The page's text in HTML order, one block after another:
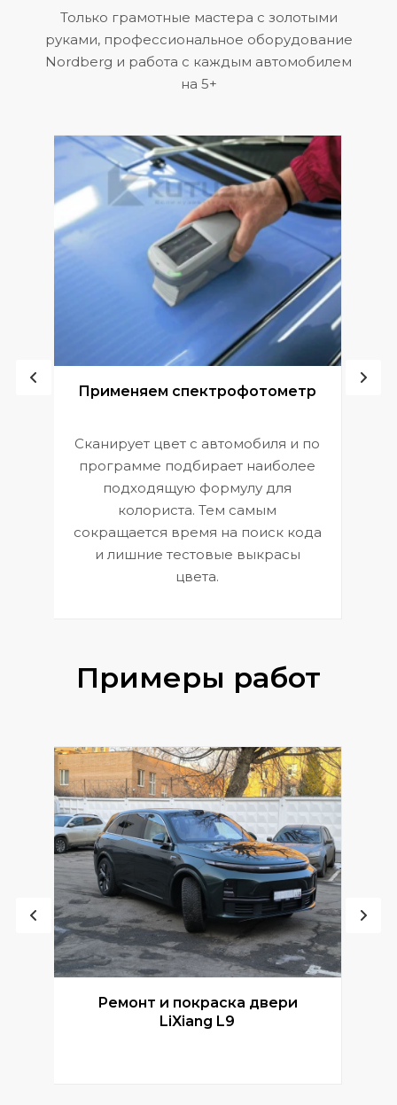
Только грамотные мастера с золотыми
руками, профессиональное оборудование
Nordberg и работа с каждым автомобилем
на 5+
Применяем спектрофотометр
Сканирует цвет с автомобиля и по
программе подбирает наиболее
подходящую формулу для
колориста. Тем самым
сокращается время на поиск кода
и лишние тестовые выкрасы
цвета.
Примеры работ
Ремонт и покраска двери
LiXiang L9